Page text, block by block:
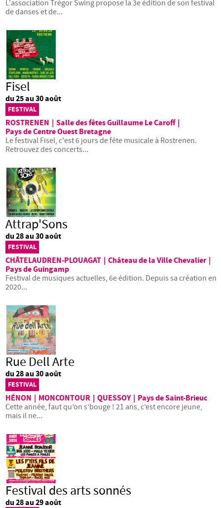
L'association Trégor Swing propose la 3e édition de son festival
de danses et de...
Fisel
du 25 au 30 août
FESTIVAL
ROSTRENEN Salle des fêtes Guillaume Le Caroff
Pays de Centre Ouest Bretagne
Le festival Fisel, c'est 6 jours de fête musicale à Rostrenen.
Retrouvez des concerts...
Attrap'Sons
du 28 au 30 août
FESTIVAL
CHÂTELAUDREN-PLOUAGAT Château de la Ville Chevalier
Pays de Guingamp
Festival de musiques actuelles, 6e édition. Depuis sa création en
2020...
Rue Dell Arte
du 28 au 30 août
FESTIVAL
HÉNON MONCONTOUR QUESSOY
Pays de Saint-Brieuc
Cette année, faut qu’on s’bouge ! 21 ans, c’est encore jeune,
mais il ne...
Festival des arts sonnés
du 28 au 29 août